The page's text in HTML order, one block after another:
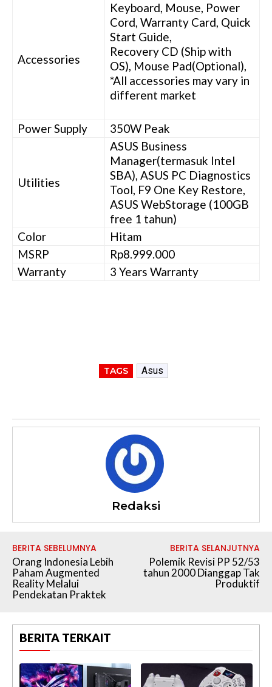
Accessories
Keyboard, Mouse, Power
Cord, Warranty Card, Quick
Start Guide,
Recovery CD (Ship with
OS), Mouse Pad(Optional),
*All accessories may vary in
different market
Power Supply 350W Peak
Utilities
ASUS Business
Manager(termasuk Intel
SBA), ASUS PC Diagnostics
Tool, F9 One Key Restore,
ASUS WebStorage (100GB
free 1 tahun)
Color
Hitam
MSRP
Rp8.999.000
Warranty
3 Years Warranty
TAGS Asus
Redaksi
BERITA SEBELUMNYA
Orang Indonesia Lebih
Paham Augmented
Reality Melalui
Pendekatan Praktek
BERITA SELANJUTNYA
Polemik Revisi PP 52/53
tahun 2000 Dianggap Tak
Produktif
BERITA TERKAIT